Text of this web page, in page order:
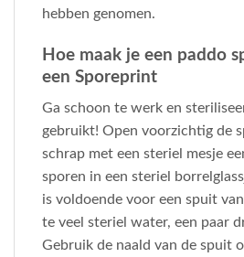
hebben genomen.
Hoe maak je een paddo
een Sporeprint
Ga schoon te werk en
gebruikt! Open voorzichtig de
schrap met een steriel mesje
sporen in een steriel
is voldoende voor een spuit
te veel steriel water, een paar
Gebruik de naald van de spuit